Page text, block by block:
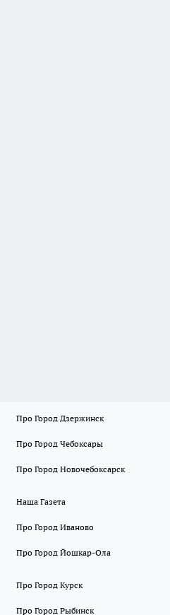
Про Город Дзержинск
Про Город Чебоксары
Про Город Новочебоксарск
Наша Газета
Про Город Иваново
Про Город Йошкар-Ола
Про Город Курск
Про Город Рыбинск